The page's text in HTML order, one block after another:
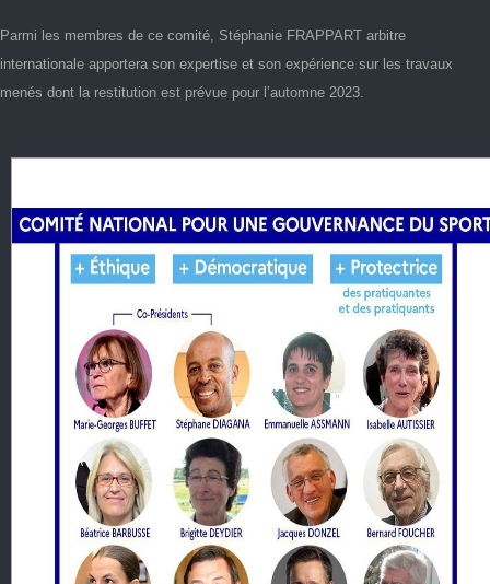
Parmi les membres de ce comité, Stéphanie FRAPPART arbitre
internationale apportera son expertise et son expérience sur les travaux
menés dont la restitution est prévue pour l’automne 2023.